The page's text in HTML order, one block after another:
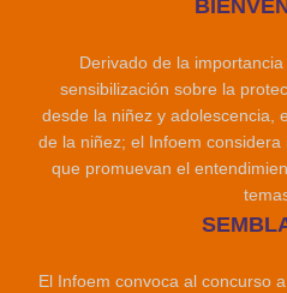
Derivado de la
sensibilización sobre la
desde la niñez y adolescencia,
de la niñez; el Infoem
que promuevan el
El Infoem convoca al concurso